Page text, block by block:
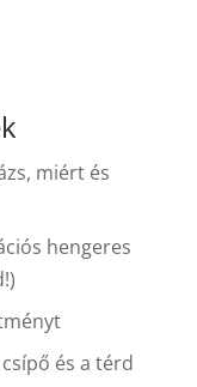
miért és
hengeres
és a térd